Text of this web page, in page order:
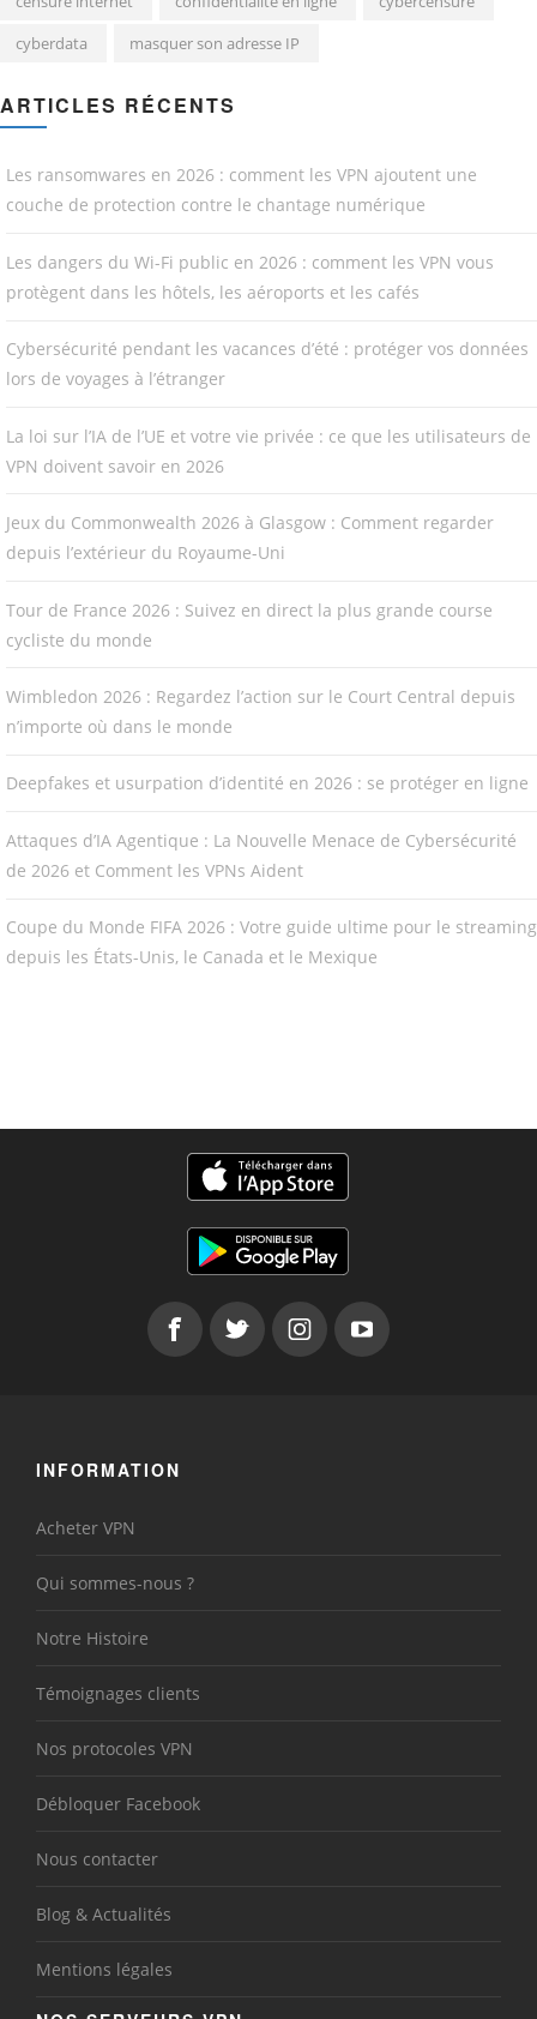
cyberdata
masquer son adresse IP
ARTICLES RÉCENTS
Les ransomwares en 2026 : comment les VPN ajoutent une
couche de protection contre le chantage numérique
Les dangers du Wi-Fi public en 2026 : comment les VPN vous
protègent dans les hôtels, les aéroports et les cafés
Cybersécurité pendant les vacances d’été : protéger vos données
lors de voyages à l’étranger
La loi sur l’IA de l’UE et votre vie privée : ce que les utilisateurs de
VPN doivent savoir en 2026
Jeux du Commonwealth 2026 à Glasgow : Comment regarder
depuis l’extérieur du Royaume-Uni
Tour de France 2026 : Suivez en direct la plus grande course
cycliste du monde
Wimbledon 2026 : Regardez l’action sur le Court Central depuis
n’importe où dans le monde
Deepfakes et usurpation d’identité en 2026 : se protéger en ligne
Attaques d’IA Agentique : La Nouvelle Menace de Cybersécurité
de 2026 et Comment les VPNs Aident
Coupe du Monde FIFA 2026 : Votre guide ultime pour le streaming
depuis les États-Unis, le Canada et le Mexique
INFORMATION
Acheter VPN
Qui sommes-nous ?
Notre Histoire
Témoignages clients
Nos protocoles VPN
Débloquer Facebook
Nous contacter
Blog & Actualités
Mentions légales